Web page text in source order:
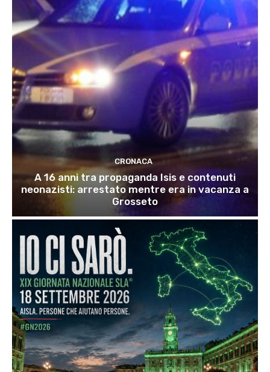
CRONACA
A 16 anni tra propaganda Isis e contenuti
neonazisti: arrestato mentre era in vacanza a
Grosseto